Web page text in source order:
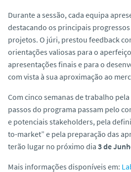
Durante a sessão, cada equipa
destacando os principais
projetos. O júri, prestou feedback
orientações valiosas para o
apresentações finais e para o
com vista à sua aproximação ao
Com cinco semanas de trabalho
passos do programa passam pelo
e potenciais stakeholders, pela
to-market” e pela preparação das
terão lugar no próximo dia 3 de
Mais informações disponíveis em: